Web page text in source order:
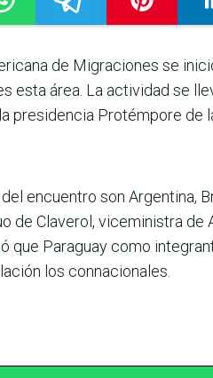
de Migraciones se
esta área. La actividad se
presidencia Protémpore de
encuentro son Argentina,
de Claverol, viceministra
que Paraguay como
los connacionales.